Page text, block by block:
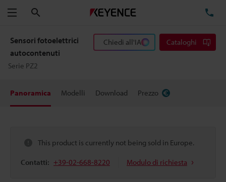
Menu
Sensori fotoelettrici
autocontenuti
Serie PZ2
Chiedi all'IA Cataloghi
Panoramica Modelli Download Prezzo
This product is currently not being sold in Europe.
Contatti: +39-02-668-8220 Modulo di richiesta